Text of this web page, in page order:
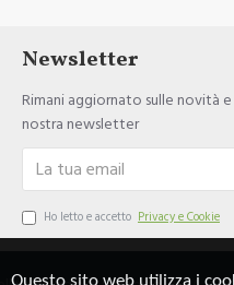
Newsletter
Rimani aggiornato sulle novità
nostra newsletter
Ho letto e accetto Privacy e Cookie
Questo sito web utilizza i